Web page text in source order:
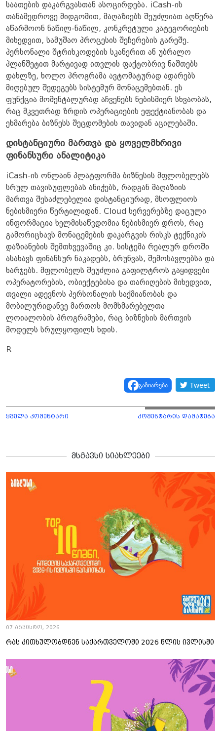
საათების დაკარგვასთან ასოცირდება. iCash-ის
თანამედროვე მიდგომით, მაღაზიებს შეუძლიათ აღწერა
აწარმოონ ნაწილ-ნაწილ, კონკრეტული კატეგორიების
მიხედვით, სამუშაო პროცესის შეჩერების გარეშე.
პერსონალი შტრიხკოდების სკანერით ან უბრალო
პლანშეტით მარტივად ითვლის ფაქტობრივ ნაშთებს
დახლზე, ხოლო პროგრამა ავტომატურად ადარებს
მიღებულ შედეგებს სისტემურ მონაცემებთან. ეს
ფუნქცია მომენტალურად აჩვენებს ნებისმიერ სხვაობას,
რაც მკვეთრად ზრდის ოპერაციების ეფექტიანობას და
ეხმარება ბიზნესს შეცდომების თავიდან აცილებაში.
დისტანციური მართვა და ყოველმხრივი
ფინანსური ანალიტიკა
iCash-ის ონლაინ პლატფორმა ბიზნესის მფლობელებს
სრულ თავისუფლებას ანიჭებს, რადგან მაღაზიის
მართვა შესაძლებელია დისტანციურად, მსოფლიოს
ნებისმიერი წერტილიდან. Cloud სერვერებზე დაცული
ინფორმაცია ხელმისაწვდომია ნებისმიერ დროს, რაც
გამორიცხავს მონაცემების დაკარგვის რისკს ტექნიკის
დაზიანების შემთხვევაშიც კი. სისტემა რეალურ დროში
ასახავს ფინანსურ ნაკადებს, ბრუნვას, შემოსავლებსა და
ხარჯებს. მფლობელს შეუძლია გაფილტროს გაყიდვები
ოპერატორების, ობიექტებისა და თარიღების მიხედვით,
თვალი ადევნოს პერსონალის საქმიანობას და
მობილურიდანვე მართოს მომხმარებელთა
ლოიალობის პროგრამები, რაც ბიზნესის მართვის
მოდელს სრულყოფილს ხდის.
R
გაზიარება Tweet
ყველა კომენტარი კომენტარის დამატება
მსგავსი სიახლეები
07 აგვისტო, 2026
რას კითხულობდნენ საქართველოში 2026 წლის ივლისში